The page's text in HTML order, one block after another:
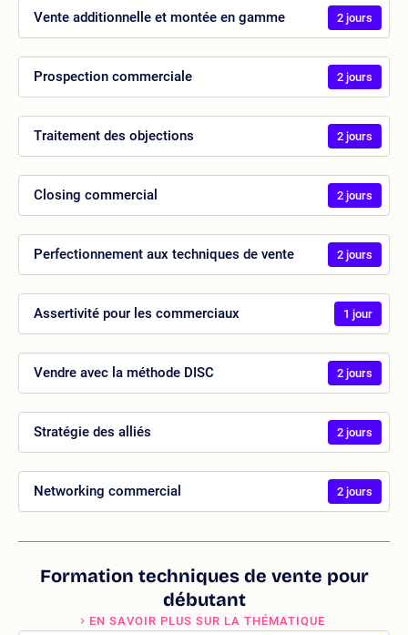
Vente additionnelle et montée en gamme 2 jours
Prospection commerciale 2 jours
Traitement des objections 2 jours
Closing commercial 2 jours
Perfectionnement aux techniques de vente 2 jours
Assertivité pour les commerciaux 1 jour
Vendre avec la méthode DISC 2 jours
Stratégie des alliés 2 jours
Networking commercial 2 jours
Formation techniques de vente pour
débutant
EN SAVOIR PLUS SUR LA THÉMATIQUE